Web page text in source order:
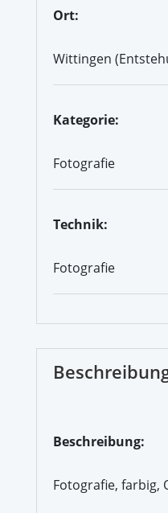
Ort:
Wittingen
Kategorie:
Fotografie
Technik:
Fotografie
Beschreibung:
Fotografie, farbig,